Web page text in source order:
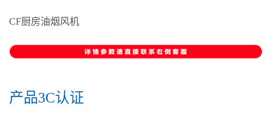
CF厨房油烟风机
产品3C认证